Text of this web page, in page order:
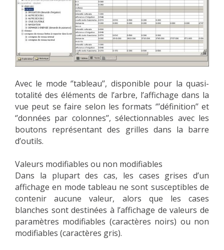
Avec le mode ‘’tableau’’, disponible pour la quasi-
totalité des éléments de l’arbre, l’affichage dans la
vue peut se faire selon les formats ‘’’définition’’ et
‘’données par colonnes’’, sélectionnables avec les
boutons représentant des grilles dans la barre
d’outils.
Valeurs modifiables ou non modifiables
Dans la plupart des cas, les cases grises d’un
affichage en mode tableau ne sont susceptibles de
contenir aucune valeur, alors que les cases
blanches sont destinées à l’affichage de valeurs de
paramètres modifiables (caractères noirs) ou non
modifiables (caractères gris).